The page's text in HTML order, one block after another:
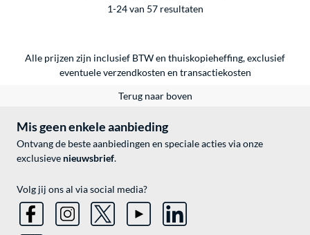
1-24 van 57 resultaten
Alle prijzen zijn inclusief BTW en thuiskopieheffing, exclusief
eventueleverzendkosten en transactiekosten
Terug naar boven
Mis geen enkele aanbieding
Ontvang de beste aanbiedingen en speciale acties via onze
exclusieve nieuwsbrief.
Volg jij ons al via social media?